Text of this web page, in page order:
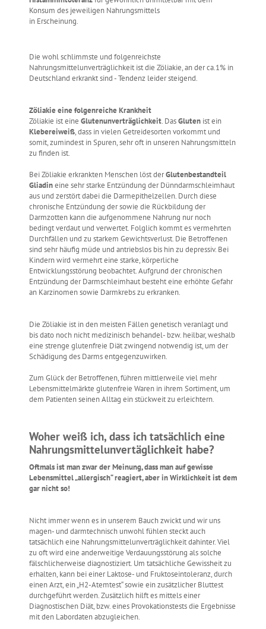
Konsum des jeweiligen Nahrungsmittels
in Erscheinung.
Die wohl schlimmste und folgenreichste
Nahrungsmittelunverträglichkeit ist die Zöliakie, an der ca.1% in
Deutschland erkrankt sind - Tendenz leider steigend.
Zöliakie eine folgenreiche Krankheit
Zöliakie ist eine Glutenunverträglichkeit. DasGlutenist ein
Klebereiweiß, dass in vielen Getreidesorten vorkommt und
somit, zumindest in Spuren, sehr oft in unseren Nahrungsmitteln
zu finden ist.
Bei Zöliakie erkrankten Menschen löst derGlutenbestandteil
Gliadineine sehr starke Entzündung der Dünndarmschleimhaut
aus und zerstört dabei die Darmepithelzellen. Durch diese
chronische Entzündung der sowie die Rückbildung der
Darmzotten kann die aufgenommene Nahrung nur noch
bedingt verdaut und verwertet. Folglich kommt es vermehrten
Durchfällen und zu starkem Gewichtsverlust. Die Betroffenen
sind sehr häufig müde und antriebslos bis hin zu depressiv. Bei
Kindern wird vermehrt eine starke, körperliche
Entwicklungsstörung beobachtet. Aufgrund der chronischen
Entzündung der Darmschleimhaut besteht eine erhöhte Gefahr
an Karzinomen sowie Darmkrebs zu erkranken.
Die Zöliakie ist in den meisten Fällen genetisch veranlagt und
bis dato noch nicht medizinisch behandel- bzw. heilbar, weshalb
eine strenge glutenfreie Diät zwingend notwendig ist, um der
Schädigung des Darms entgegenzuwirken.
Zum Glück der Betroffenen, führen mittlerweile viel mehr
Lebensmittelmärkte glutenfreie Waren in ihrem Sortiment, um
dem Patienten seinen Alltag ein stückweit zu erleichtern.
Woher weiß ich, dass ich tatsächlich eine
Nahrungsmittelunvertäglichkeit habe?
Oftmals ist man zwar der Meinung, dass man auf gewisse
Lebensmittel „allergisch“ reagiert, aber in Wirklichkeit ist dem
gar nicht so!
Nicht immer wenn es in unserem Bauch zwickt und wir uns
magen- und darmtechnisch unwohl fühlen steckt auch
tatsächlich eine Nahrungsmittelunverträglichkeit dahinter. Viel
zu oft wird eine anderweitige Verdauungsstörung als solche
fälschlicherweise diagnostiziert. Um tatsächliche Gewissheit zu
erhalten, kann bei einer Laktose- und Fruktoseintoleranz, durch
einen Arzt, ein „H2-Atemtest“ sowie ein zusätzlicher Bluttest
durchgeführt werden. Zusätzlich hilft es mittels einer
Diagnostischen Diät, bzw. eines Provokationstests die Ergebnisse
mit den Labordaten abzugleichen.